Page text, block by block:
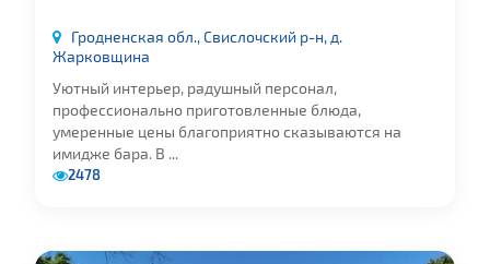
Гродненская обл., Свислочский р-н, д.
Жарковщина
Уютный интерьер, радушный персонал,
профессионально приготовленные блюда,
умеренные цены благоприятно сказываются на
имидже бара. В ...
2478